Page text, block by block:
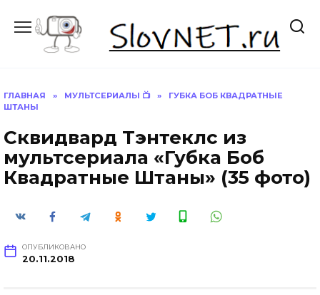
содержанию
ГЛАВНАЯ » МУЛЬТСЕРИАЛЫ 📺 »
ГУБКА БОБ КВАДРАТНЫЕ
ШТАНЫ
Сквидвард Тэнтеклс из
мультсериала «Губка Боб
Квадратные Штаны» (35 фото)
ОПУБЛИКОВАНО
20.11.2018